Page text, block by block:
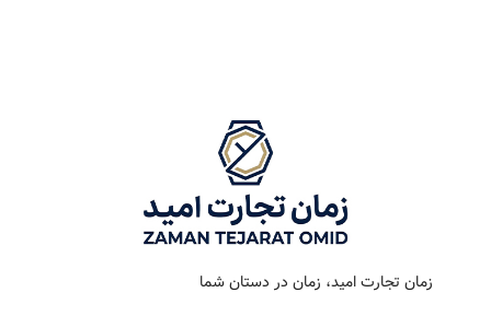
کلاسیک
رفرانس 275
جنس بند
نوع ساعت
رفرانس
زمان تجارت امید، زمان در دستان شما